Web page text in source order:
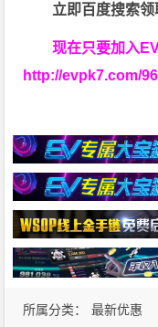
立即百度搜索领
现在只要加入
http://evpk7.com/
所属分类： 最新优惠